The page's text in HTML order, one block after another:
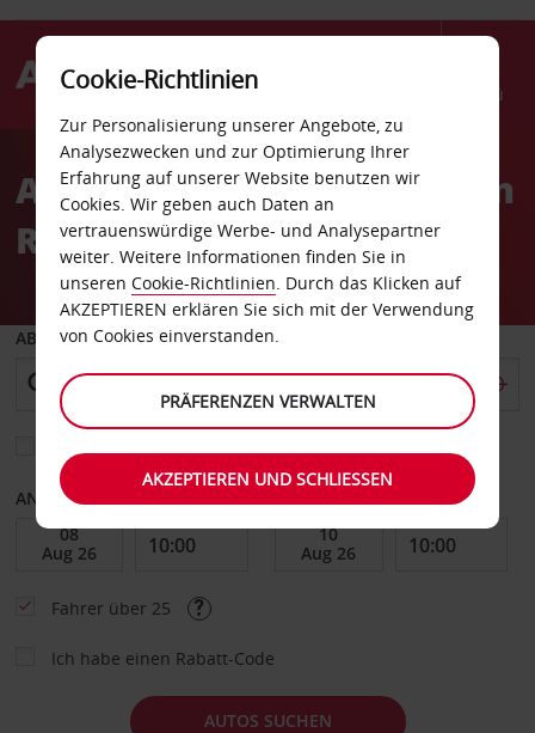
Menü
AvisAutovermietung Flughafen
Rom-Fiumicino
ABHOLEN VON
ANFANGSDATUM
Fahrer über 25
Ich habe einen Rabatt-Code
AUTOS SUCHEN
Cookie-Richtlinien
Zur Personalisierung unserer Angebote, zu
Analysezwecken und zur Optimierung Ihrer
Erfahrung auf unserer Website benutzen wir
Cookies. Wir geben auch Daten an
vertrauenswürdige Werbe- und Analysepartner
weiter. Weitere Informationen finden Sie in
unseren Cookie-Richtlinien. Durch das Klicken auf
AKZEPTIEREN erklären Sie sich mit der Verwendung
von Cookies einverstanden.
PRÄFERENZEN VERWALTEN
AKZEPTIEREN UND SCHLIESSEN